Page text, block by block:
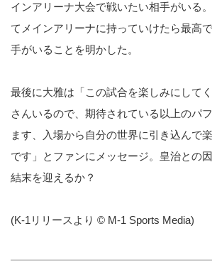
インアリーナ大会で戦いたい相手がいる
てメインアリーナに持っていけたら最高
手がいることを明かした。
最後に大雅は「この試合を楽しみにして
さんいるので、期待されている以上のパ
ます、入場から自分の世界に引き込んで
です」とファンにメッセージ。皇治との
結末を迎えるか？
(K-1リリースより © M-1 Sports Media)